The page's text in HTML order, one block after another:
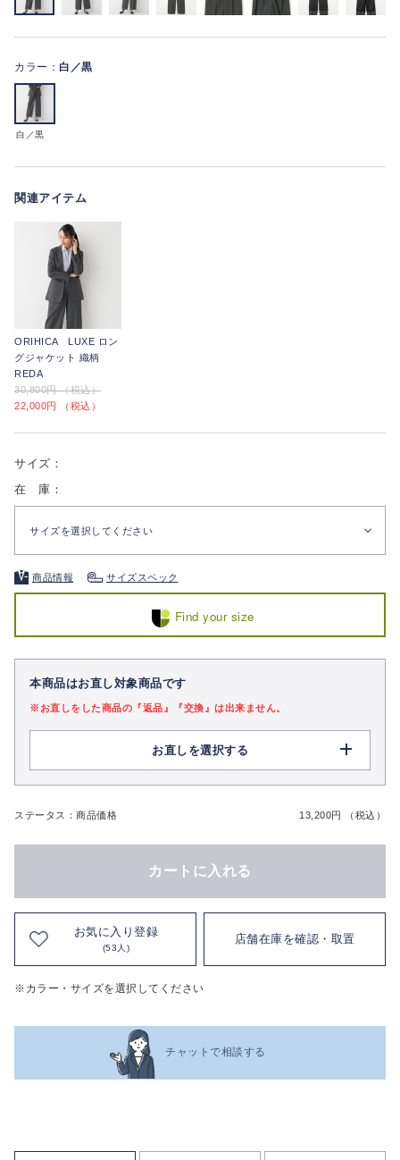
カラー： 白／黒
白／黒
関連アイテム
ORIHICA LUXE ロン
グジャケット 織柄
REDA
30,800円 （税込）
22,000円 （税込）
サイズ：
在 庫：
サイズを選択してください
商品情報 サイズスペック
Find your size
本商品はお直し対象商品です
※お直しをした商品の『返品』『交換』は出来ません。
お直しを選択する
ステータス：商品価格 13,200円 （税込）
カートに入れる
お気に入り登録
(53人)
店舗在庫を確認・取置
※カラー・サイズを選択してください
チャットで相談する